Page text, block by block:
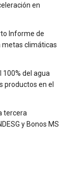
en
Informe de
metas climáticas
100% del agua
productos en el
tercera
y Bonos MS